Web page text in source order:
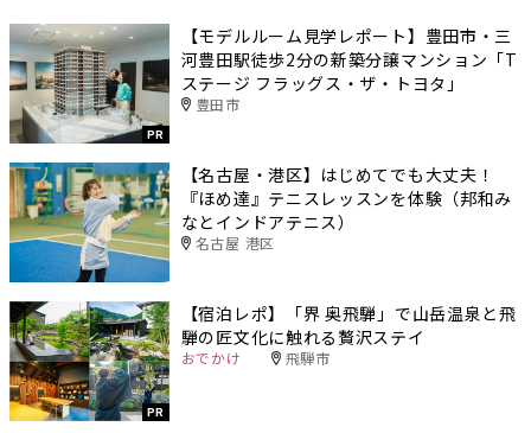
PR
【モデルルーム見学レポート】豊田市・三
河豊田駅徒歩2分の新築分譲マンション「T
ステージ フラッグス・ザ・トヨタ」
豊田市
【名古屋・港区】はじめてでも大丈夫！
『ほめ達』テニスレッスンを体験（邦和み
なとインドアテニス）
名古屋 港区
PR
【宿泊レポ】「界 奥飛騨」で山岳温泉と飛
騨の匠文化に触れる贅沢ステイ
おでかけ 飛騨市